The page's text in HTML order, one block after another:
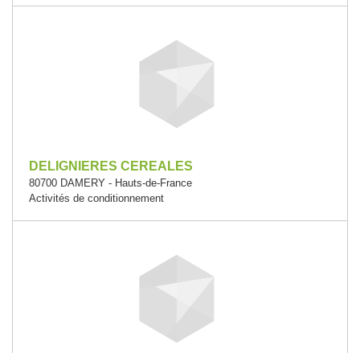
DELIGNIERES CEREALES
80700 DAMERY - Hauts-de-France
Activités de conditionnement